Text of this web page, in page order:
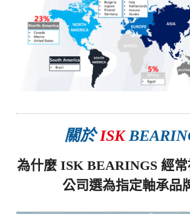
關於ISK
為什麼 ISK BEARINGS 經
公司選為指定軸承品